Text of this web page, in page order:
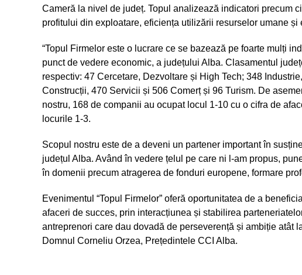
Cameră la nivel de județ. Topul analizează indicatori precum
profitului din exploatare, eficiența utilizării resurselor umane
“Topul Firmelor este o lucrare ce se bazează pe foarte mulți
punct de vedere economic, a județului Alba. Clasamentul
respectiv: 47 Cercetare, Dezvoltare și High Tech; 348
Construcții, 470 Servicii și 506 Comerț și 96 Turism. De
nostru, 168 de companii au ocupat locul 1-10 cu o cifra de
locurile 1-3.
Scopul nostru este de a deveni un partener important în
județul Alba. Având în vedere țelul pe care ni l-am propus,
în domenii precum atragerea de fonduri europene, formare
Evenimentul “Topul Firmelor” oferă oportunitatea de a
afaceri de succes, prin interacțiunea și stabilirea
antreprenori care dau dovadă de perseverență și ambiție atât
Domnul Corneliu Orzea, Prețedintele CCI Alba.